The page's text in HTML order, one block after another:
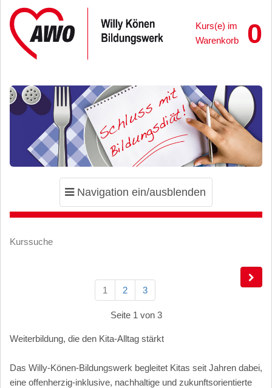
0
Kurs(e) im
Warenkorb
Toggle
navigation
Navigation ein/ausblenden
Kurssuche
1 2 3
Seite 1 von 3
Weiterbildung, die den Kita-Alltag stärkt
Das Willy-Könen-Bildungswerk begleitet Kitas seit Jahren dabei,
eine offenherzig-inklusive, nachhaltige und zukunftsorientierte